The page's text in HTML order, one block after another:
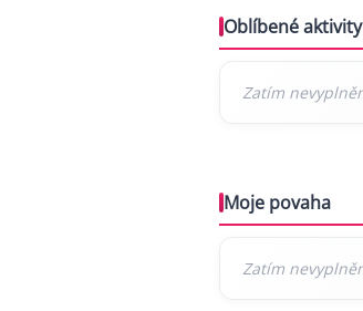
Oblíbené aktivity
Moje povaha